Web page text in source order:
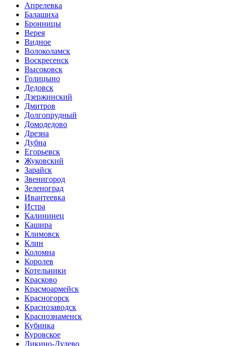
Апрелевка
Балашиха
Бронницы
Верея
Видное
Волоколамск
Воскресенск
Высоковск
Голицыно
Дедовск
Дзержинский
Дмитров
Долгопрудный
Домодедово
Дрезна
Дубна
Егорьевск
Жуковский
Зарайск
Звенигород
Зеленоград
Ивантеевка
Истра
Калининец
Кашира
Климовск
Клин
Коломна
Королев
Котельники
Красково
Красмоармейск
Красногорск
Краснозаводск
Краснознаменск
Кубинка
Куровское
Ликино-Дулево